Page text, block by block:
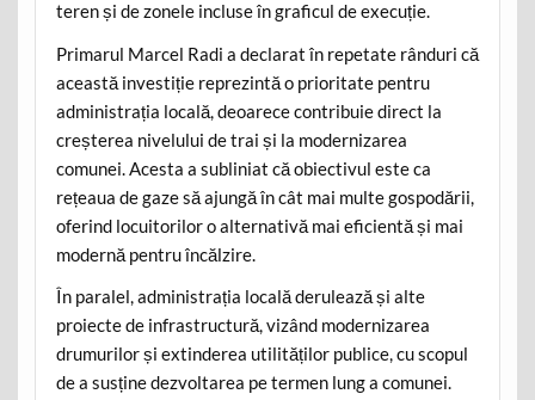
teren și de zonele incluse în graficul de execuție.
Primarul Marcel Radi a declarat în repetate rânduri că
această investiție reprezintă o prioritate pentru
administrația locală, deoarece contribuie direct la
creșterea nivelului de trai și la modernizarea
comunei. Acesta a subliniat că obiectivul este ca
rețeaua de gaze să ajungă în cât mai multe gospodării,
oferind locuitorilor o alternativă mai eficientă și mai
modernă pentru încălzire.
În paralel, administrația locală derulează și alte
proiecte de infrastructură, vizând modernizarea
drumurilor și extinderea utilităților publice, cu scopul
de a susține dezvoltarea pe termen lung a comunei.